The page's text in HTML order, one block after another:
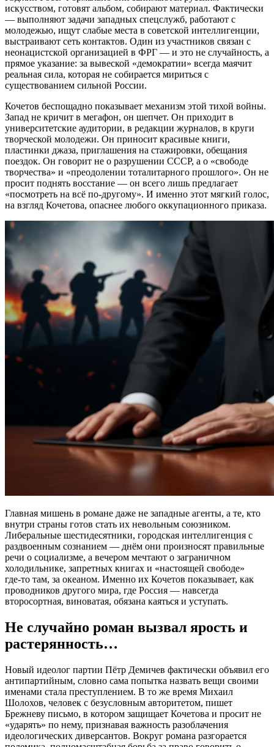
искусством, готовят альбом, собирают материал. Фактически
— выполняют задачи западных спецслужб, работают с
молодежью, ищут слабые места в советской интеллигенции,
выстраивают сеть контактов. Один из участников связан с
неонацистской организацией в ФРГ — и это не случайность, а
прямое указание: за вывеской «демократии» всегда маячит
реальная сила, которая не собирается мириться с
существованием сильной России.
Кочетов беспощадно показывает механизм этой тихой войны.
Запад не кричит в мегафон, он шепчет. Он приходит в
университетские аудитории, в редакции журналов, в круги
творческой молодежи. Он приносит красивые книги,
пластинки джаза, приглашения на стажировки, обещания
поездок. Он говорит не о разрушении СССР, а о «свободе
творчества» и «преодолении тоталитарного прошлого». Он не
просит поднять восстание — он всего лишь предлагает
«посмотреть на всё по‑другому». И именно этот мягкий голос,
на взгляд Кочетова, опаснее любого оккупационного приказа.
Главная мишень в романе даже не западные агенты, а те, кто
внутри страны готов стать их невольным союзником.
Либеральные шестидесятники, городская интеллигенция с
раздвоенным сознанием — днём они произносят правильные
речи о социализме, а вечером мечтают о заграничном
холодильнике, запретных книгах и «настоящей свободе»
где‑то там, за океаном. Именно их Кочетов показывает, как
проводников другого мира, где Россия — навсегда
второсортная, виноватая, обязана каяться и уступать.
Не случайно роман вызвал ярость и
растерянность…
Новый идеолог партии Пётр Демичев фактически объявил его
антипартийным, словно сама попытка назвать вещи своими
именами стала преступлением. В то же время Михаил
Шолохов, человек с безусловным авторитетом, пишет
Брежневу письмо, в котором защищает Кочетова и просит не
«ударять» по нему, признавая важность разоблачения
идеологических диверсантов. Вокруг романа разгорается